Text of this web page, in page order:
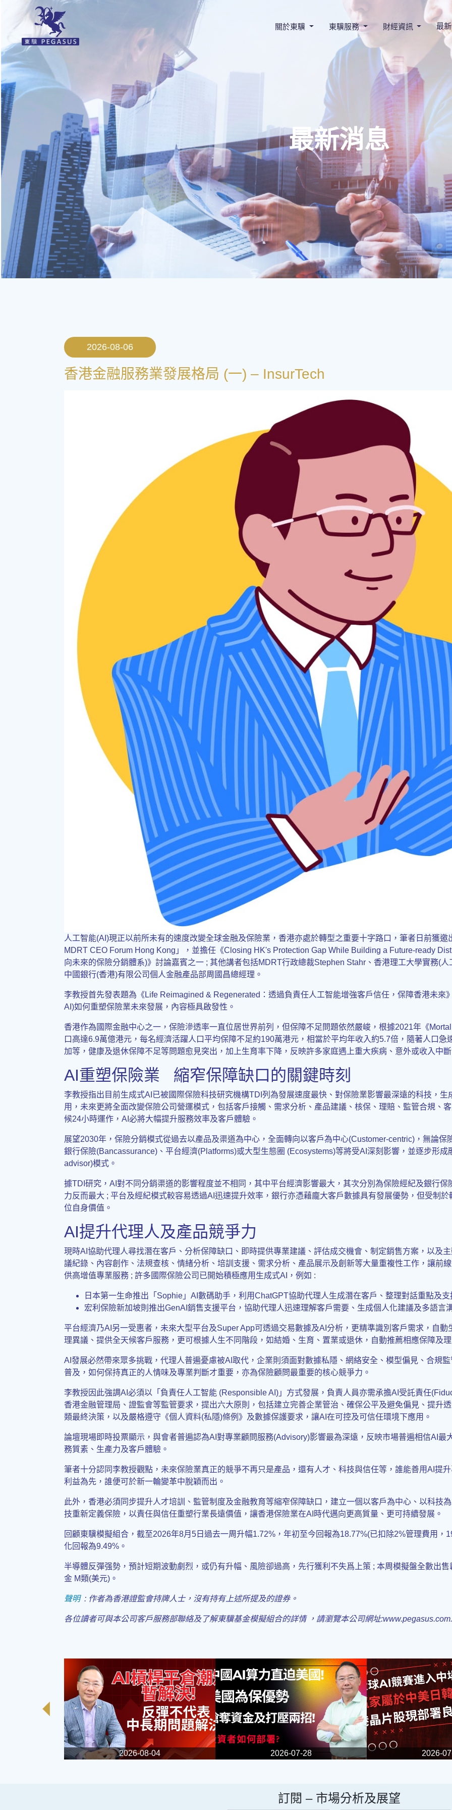
關於東驥 東驥服務 財經資訊 最
最新消息
2026-08-06
香港金融服務業發展格局 (一) – InsurTech
人工智能(AI)現正以前所未有的速度改變全球金融及保險業，香港亦處於轉型之重要十字路口，筆者日前獲
MDRT CEO Forum Hong Kong」，並擔任《Closing HK's Protection Gap While Building a Future-ready
向未來的保險分銷體系)》討論嘉賓之一 ; 其他講者包括MDRT行政總裁Stephen Stahr、香港理工大學實務(
中國銀行(香港)有限公司個人金融產品部周國昌總經理。
李教授首先發表題為《Life Reimagined & Regenerated：透過負責任人工智能增強客戶信任，保障香港未來
AI)如何重塑保險業未來發展，內容極具啟發性。
香港作為國際金融中心之一，保險滲透率一直位居世界前列，但保障不足問題依然嚴峻，根據2021年《
口高達6.9萬億港元，每名經濟活躍人口平均保障不足約190萬港元，相當於平均年收入約5.7倍，隨著人口
加等，健康及退休保障不足等問題愈見突出，加上生育率下降，反映許多家庭遇上重大疾病、意外或收入中
AI重塑保險業 縮窄保障缺口的關鍵時刻
李教授指出目前生成式AI已被國際保險科技研究機構TDI列為發展速度最快、對保險業影響最深遠的科技，
用，未來更將全面改變保險公司營運模式，包括客戶接觸、需求分析、產品建議、核保、理賠、監管合規、
候24小時運作，AI必將大幅提升服務效率及客戶體驗。
展望2030年，保險分銷模式從過去以產品及渠道為中心，全面轉向以客戶為中心(Customer-centric)，無論保
銀行保險(Bancassurance)、平台經濟(Platforms)或大型生態圈 (Ecosystems)等將受AI深刻影響，並逐步形
advisor)模式。
據TDI研究，AI對不同分銷渠道的影響程度並不相同，其中平台經濟影響最大，其次分別為保險經紀及銀行
力反而最大 ; 平台及經紀模式較容易透過AI迅速提升效率，銀行亦憑藉龐大客戶數據具有發展優勢，但受制
位自身價值。
AI提升代理人及產品競爭力
現時AI協助代理人尋找潛在客戶、分析保障缺口、即時提供專業建議、評估成交機會、制定銷售方案，以及
議紀錄、內容創作、法規查核、情緒分析、培訓支援、需求分析、產品展示及創新等大量重複性工作，讓前
供高增值專業服務 ; 許多國際保險公司已開始積極應用生成式AI，例如 :
日本第一生命推出「Sophie」AI數碼助手，利用ChatGPT協助代理人生成潛在客戶、整理對話重點及
宏利保險新加坡則推出GenAI銷售支援平台，協助代理人迅速理解客戶需要、生成個人化建議及多語言
平台經濟乃AI另一受惠者，未來大型平台及Super App可透過交易數據及AI分析，更精準識別客戶需求，自
理異議、提供全天候客戶服務，更可根據人生不同階段，如結婚、生育、置業或退休，自動推薦相應保障及
AI發展必然帶來眾多挑戰，代理人普遍憂慮被AI取代，企業則須面對數據私隱、網絡安全、模型偏見、合規
普及，如何保持真正的人情味及專業判斷才重要，亦為保險顧問最重要的核心競爭力。
李教授因此強調AI必須以「負責任人工智能 (Responsible AI)」方式發展，負責人員亦需承擔AI受託責任
香港金融管理局、證監會等監管要求，提出六大原則，包括建立完善企業管治、確保公平及避免偏見、提升
類最終決策，以及嚴格遵守《個人資料(私隱)條例》及數據保護要求，讓AI在可控及可信任環境下應用。
論壇現場即時投票顯示，與會者普遍認為AI對專業顧問服務(Advisory)影響最為深遠，反映市場普遍相信AI最
務質素、生產力及客戶體驗。
筆者十分認同李教授觀點，未來保險業真正的競爭不再只是產品，還有人才、科技與信任等，誰能善用AI提
利益為先，誰便可於新一輪變革中脫穎而出。
此外，香港必須同步提升人才培訓、監管制度及金融教育等縮窄保障缺口，建立一個以客戶為中心、以科技
技重新定義保險，以責任與信任重塑行業長遠價值，讓香港保險業在AI時代邁向更高質量、更可持續發展。
回顧東驥模擬組合，截至2026年8月5日過去一周升幅1.72%，年初至今回報為18.77%(已扣除2%管理費用，
化回報為9.49%。
半導體反彈强勢，預計短期波動劇烈，或仍有升幅、風險卻過高，先行獲利不失爲上策 ; 本周模擬盤全數出
金 M類(美元)。
聲明 : 作者為香港證監會持牌人士，沒有持有上述所提及的證券。
各位讀者可與本公司客戶服務部聯絡及了解東驥基金模擬組合的詳情 ，請瀏覽本公司網址
2026-08-04 2026-07-28 2026-
訂閱 – 市場分析及展望